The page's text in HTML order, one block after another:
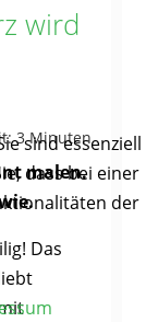
wird
3 Minuten
malen.
Das
sind essenziell
dass bei einer
der